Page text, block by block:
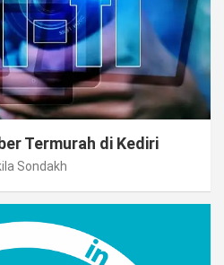
Termurah di Kediri
Sondakh